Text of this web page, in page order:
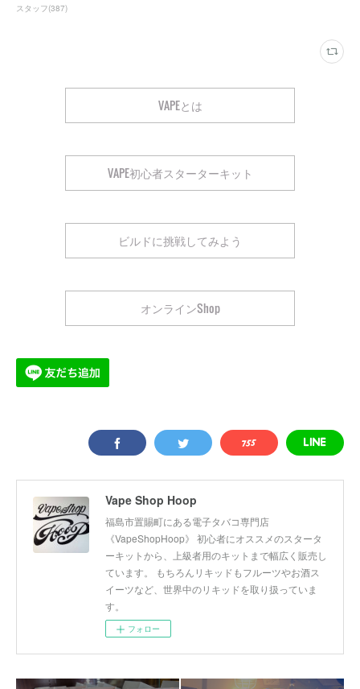
スタッフ(387)
VAPEとは
VAPE初心者スターターキット
ビルドに挑戦してみよう
オンラインShop
Vape Shop Hoop
福島市置賜町にある電子タバコ専門店
《VapeShopHoop》 初心者にオススメのスタータ
ーキットから、上級者用のキットまで幅広く販売し
ています。 もちろんリキッドもフルーツやお酒ス
イーツなど、世界中のリキッドを取り扱っていま
す。
フォロー